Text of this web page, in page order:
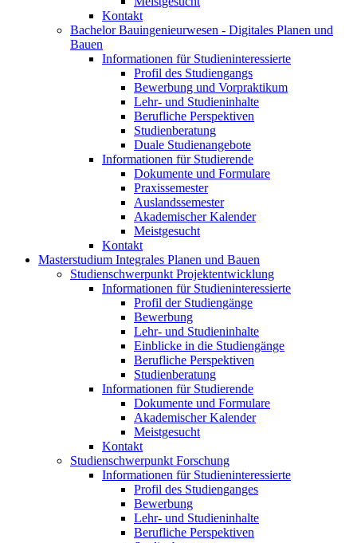
Kontakt
Bachelor Bauingenieurwesen - Digitales Planen und
Bauen
Informationen für Studieninteressierte
Profil des Studiengangs
Bewerbung und Vorpraktikum
Lehr- und Studieninhalte
Berufliche Perspektiven
Studienberatung
Duale Studienangebote
Informationen für Studierende
Dokumente und Formulare
Praxissemester
Auslandssemester
Akademischer Kalender
Meistgesucht
Kontakt
Masterstudium Integrales Planen und Bauen
Studienschwerpunkt Projektentwicklung
Informationen für Studieninteressierte
Profil der Studiengänge
Bewerbung
Lehr- und Studieninhalte
Einblicke in die Studiengänge
Berufliche Perspektiven
Studienberatung
Informationen für Studierende
Dokumente und Formulare
Akademischer Kalender
Meistgesucht
Kontakt
Studienschwerpunkt Forschung
Informationen für Studieninteressierte
Profil des Studienganges
Bewerbung
Lehr- und Studieninhalte
Berufliche Perspektiven